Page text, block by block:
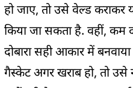
हो जाए, तो उसे वेल्ड कराकर
किया जा सकता है. वहीं, कम
दोबारा सही आकार में
गैस्केट अगर खराब हो, तो